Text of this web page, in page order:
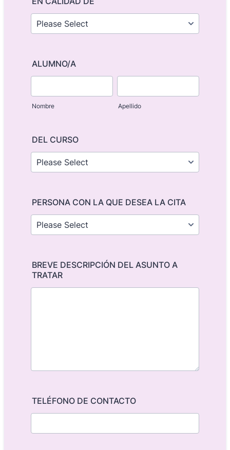
ALUMNO/A
Nombre Apellido
DEL CURSO
PERSONA CON LA QUE DESEA LA CITA
BREVE DESCRIPCIÓN DEL ASUNTO A
TRATAR
TELÉFONO DE CONTACTO